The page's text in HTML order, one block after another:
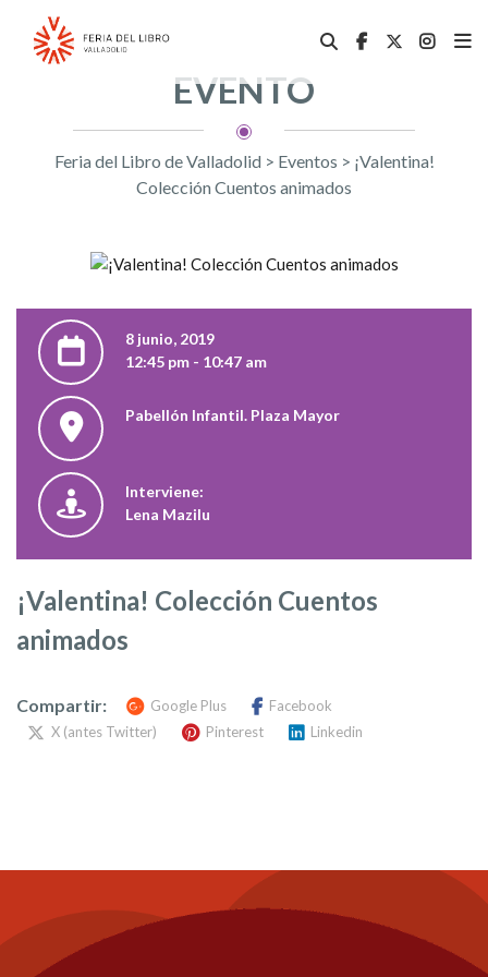
EVENTO
Feria del Libro de Valladolid > Eventos > ¡Valentina!
Colección Cuentos animados
8 junio, 2019
12:45 pm - 10:47 am
Pabellón Infantil. Plaza Mayor
Interviene:
Lena Mazilu
¡Valentina! Colección Cuentos
animados
Compartir: Google Plus
Facebook
X (antes Twitter)
Pinterest Linkedin